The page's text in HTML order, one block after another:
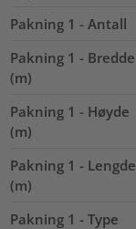
Pakning 1 - Antall
Pakning 1 - Bredde
(m)
Pakning 1 - Høyde
(m)
Pakning 1 - Lengde
(m)
Pakning 1 - Type